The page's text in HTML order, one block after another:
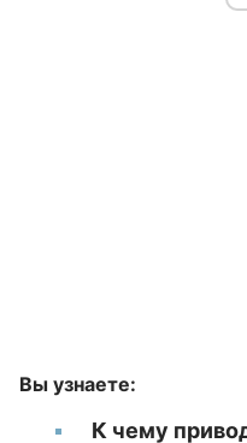
Вы узнаете:
К чему